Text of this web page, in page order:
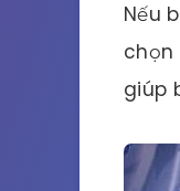
Nếu
chọn
giúp